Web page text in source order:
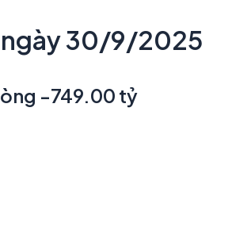
ngày 30/9/2025
-749.00 tỷ